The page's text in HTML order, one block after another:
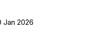
Jan 2026